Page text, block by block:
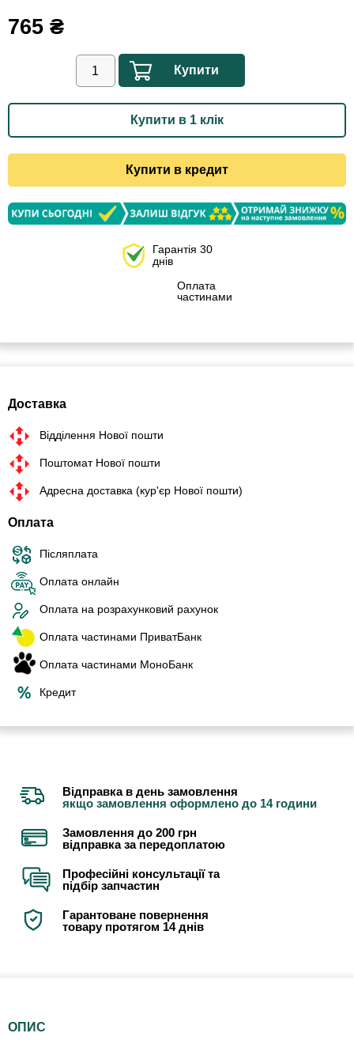
765 ₴
Купити
Купити в 1 клік
Купити в кредит
Гарантія 30
днів
Оплата
частинами
Доставка
Відділення Нової пошти
Поштомат Нової пошти
Адресна доставка (кур'єр Нової пошти)
Оплата
Післяплата
Оплата онлайн
Оплата на розрахунковий рахунок
Оплата частинами ПриватБанк
Оплата частинами МоноБанк
Кредит
Відправка в день замовлення
якщо замовлення оформлено до 14 години
Замовлення до 200 грн
відправка за передоплатою
Професійні консультації та
підбір запчастин
Гарантоване повернення
товару протягом 14 днів
ОПИС